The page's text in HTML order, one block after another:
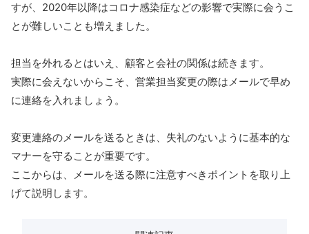
すが、2020年以降はコロナ感染症などの影響で実際に会うこ
とが難しいことも増えました。
担当を外れるとはいえ、顧客と会社の関係は続きます。
実際に会えないからこそ、営業担当変更の際はメールで早め
に連絡を入れましょう。
変更連絡のメールを送るときは、失礼のないように基本的な
マナーを守ることが重要です。
ここからは、メールを送る際に注意すべきポイントを取り上
げて説明します。